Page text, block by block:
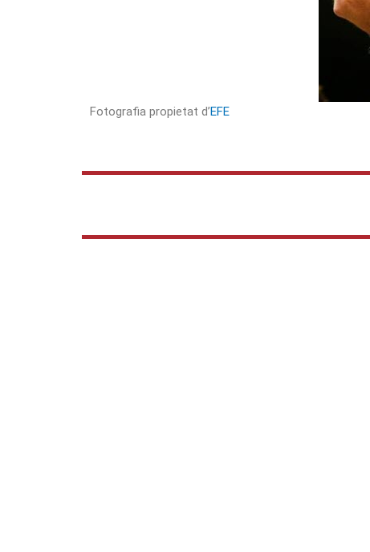
Fotografia propietat d’EFE